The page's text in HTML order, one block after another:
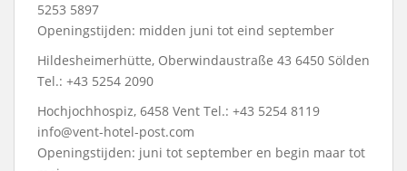
5253 5897
Openingstijden: midden juni tot eind september
Hildesheimerhütte, Oberwindaustraße 43 6450 Sölden
Tel.: +43 5254 2090
Hochjochhospiz, 6458 Vent Tel.: +43 5254 8119
info@vent-hotel-post.com
Openingstijden: juni tot september en begin maar tot